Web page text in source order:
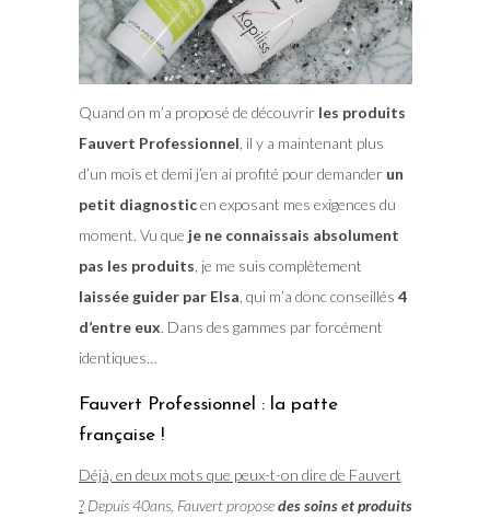
Quand on m’a proposé de découvrir les produits
Fauvert Professionnel , il y a maintenant plus
d’un mois et demi j’en ai profité pour demanderun
petit diagnosticen exposant mes exigences du
moment. Vu que je ne connaissais absolument
pas les produits , je me suis complètement
laissée guider par Elsa , qui m’a donc conseillés 4
d’entre eux. Dans des gammes par forcément
identiques…
Fauvert Professionnel : la patte
française !
Déjà, en deux mots que peux-t-on dire de Fauvert
? Depuis 40ans, Fauvert proposedes soins et produits